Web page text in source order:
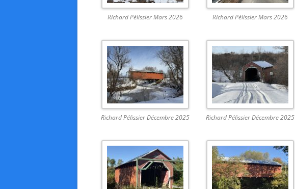
Richard Pélissier Mars 2026 Richard Pélissier Mars 2026
Richard Pélissier Décembre 2025 Richard Pélissier Décembre 2025